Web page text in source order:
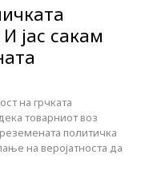
јас сакам
на грчката
товарниот воз
политичка
на веројатноста да